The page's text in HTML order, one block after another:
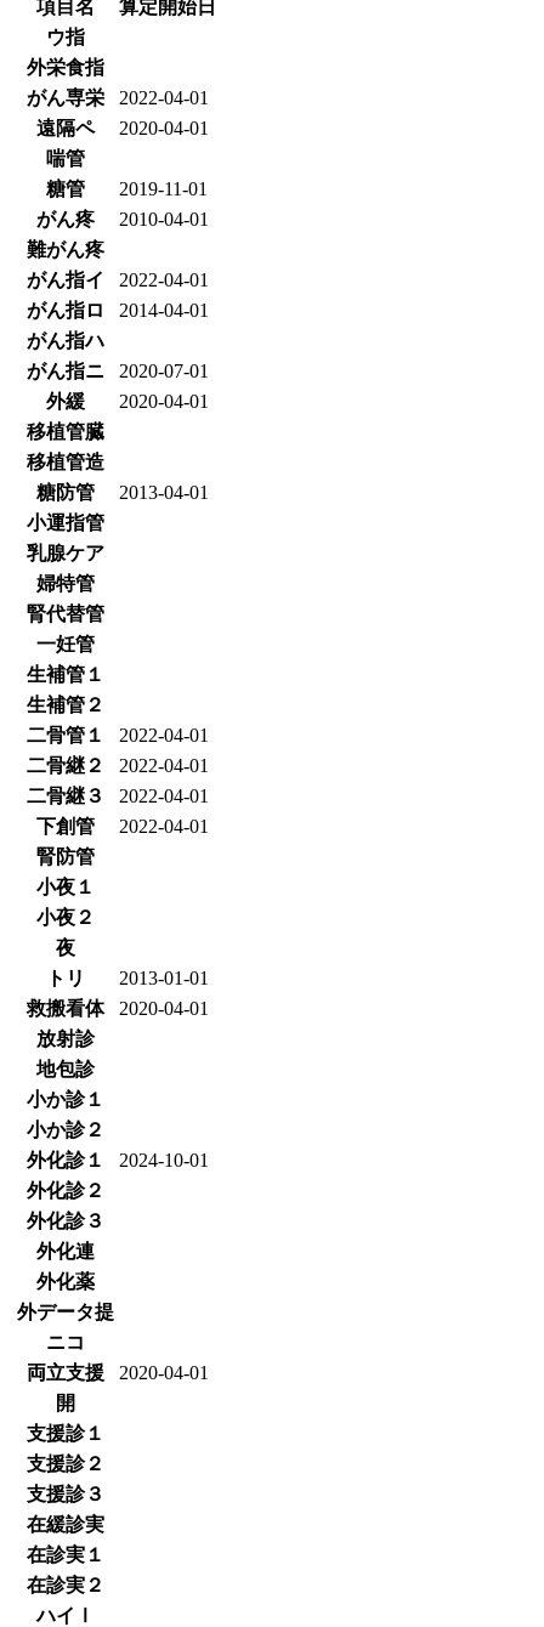
項目名
算定開始日
ウ指
外栄食指
がん専栄
2022-04-01
遠隔ペ
2020-04-01
喘管
糖管
2019-11-01
がん疼
2010-04-01
難がん疼
がん指イ
2022-04-01
がん指ロ
2014-04-01
がん指ハ
がん指ニ
2020-07-01
外緩
2020-04-01
移植管臓
移植管造
糖防管
2013-04-01
小運指管
乳腺ケア
婦特管
腎代替管
一妊管
生補管１
生補管２
二骨管１
2022-04-01
二骨継２
2022-04-01
二骨継３
2022-04-01
下創管
2022-04-01
腎防管
小夜１
小夜２
夜
トリ
2013-01-01
救搬看体
2020-04-01
放射診
地包診
小か診１
小か診２
外化診１
2024-10-01
外化診２
外化診３
外化連
外化薬
外データ提
ニコ
両立支援
2020-04-01
開
支援診１
支援診２
支援診３
在緩診実
在診実１
在診実２
ハイⅠ